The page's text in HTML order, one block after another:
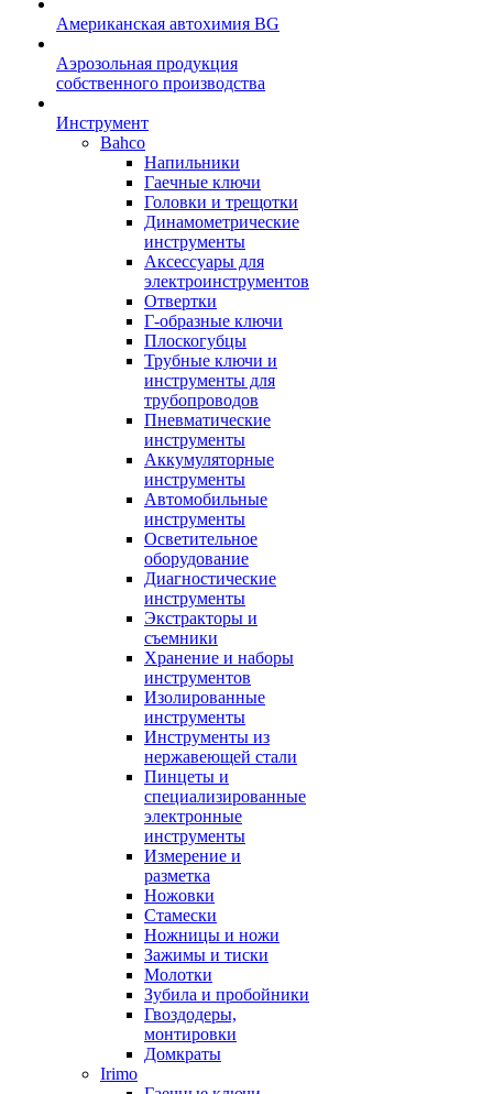
Американская автохимия BG
Аэрозольная продукция
собственного производства
Инструмент
Bahco
Напильники
Гаечные ключи
Головки и трещотки
Динамометрические
инструменты
Аксессуары для
электроинструментов
Отвертки
Г-образные ключи
Плоскогубцы
Трубные ключи и
инструменты для
трубопроводов
Пневматические
инструменты
Аккумуляторные
инструменты
Автомобильные
инструменты
Осветительное
оборудование
Диагностические
инструменты
Экстракторы и
съемники
Хранение и наборы
инструментов
Изолированные
инструменты
Инструменты из
нержавеющей стали
Пинцеты и
специализированные
электронные
инструменты
Измерение и
разметка
Ножовки
Стамески
Ножницы и ножи
Зажимы и тиски
Молотки
Зубила и пробойники
Гвоздодеры,
монтировки
Домкраты
Irimo